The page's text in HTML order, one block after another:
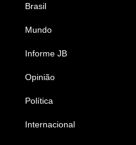
Brasil
Mundo
Informe JB
Opinião
Política
Internacional